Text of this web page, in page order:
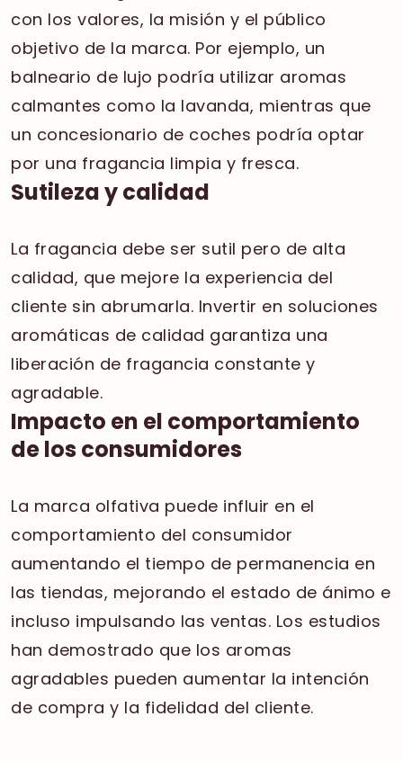
con los valores, la misión y el público
objetivo de la marca. Por ejemplo, un
balneario de lujo podría utilizar aromas
calmantes como la lavanda, mientras que
un concesionario de coches podría optar
por una fragancia limpia y fresca.
Sutileza y calidad
La fragancia debe ser sutil pero de alta
calidad, que mejore la experiencia del
cliente sin abrumarla. Invertir en soluciones
aromáticas de calidad garantiza una
liberación de fragancia constante y
agradable.
Impacto en el comportamiento
de los consumidores
La marca olfativa puede influir en el
comportamiento del consumidor
aumentando el tiempo de permanencia en
las tiendas, mejorando el estado de ánimo e
incluso impulsando las ventas. Los estudios
han demostrado que los aromas
agradables pueden aumentar la intención
de compra y la fidelidad del cliente.